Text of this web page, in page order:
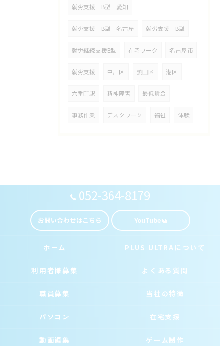
就労支援 B型 愛知
就労支援 B型 名古屋 就労支援 B型
就労継続支援B型 在宅ワーク 名古屋市
就労支援 中川区 熱田区 港区
六番町駅 精神障害 最低賃金
事務作業 デスクワーク 福祉 体験
052-364-8179
お問い合わせはこちら YouTube
ホーム PLUS ULTRAについて
利用者様募集 よくある質問
職員募集 当社の特徴
パソコン 在宅支援
動画編集 ゲーム制作